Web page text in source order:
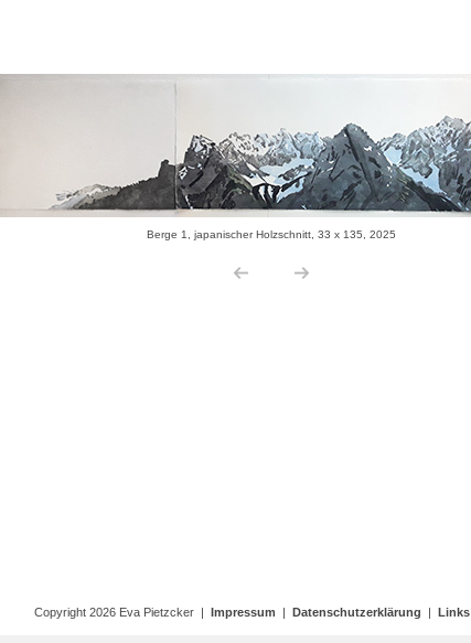
Copyright 2026 Eva Pietzcker | Impressum | Datenschutzerklärung | Links